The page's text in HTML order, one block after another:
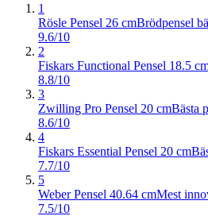
1
Rösle Pensel 26 cmBrödpensel
9.6/10
2
Fiskars Functional Pensel 18.5
8.8/10
3
Zwilling Pro Pensel 20 cmBästa
8.6/10
4
Fiskars Essential Pensel 20 cm
7.7/10
5
Weber Pensel 40.64 cmMest
7.5/10